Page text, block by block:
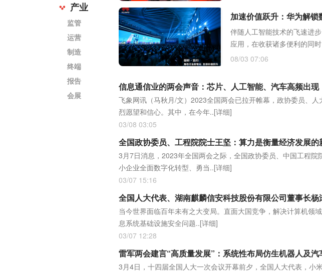
产业
监管
运营
制造
终端
报告
会展
加速价值跃升：华为解
伴随人工智能技术的飞速进
应用，在收获诸多便利的同
08/03 07:06
信息通信业的两会声音：芯片、人工智能、汽车高频出现
飞象网讯（马秋月/文）2023全国两会已拉开帷幕，政协委员、
烈愿望和信心。其中，在今年..[详细]
03/08 03:05
全国政协委员、工程院院士王坚：算力是衡量经济发展的
3月7日消息，2023年全国两会之际，全国政协委员、中国工程
小企业全面数字化转型、勇当..[详细]
03/07 15:16
当今世界面临百年未有之大变局。直面大国竞争，解决计算机领
息系统基础设施安全问题..[详细]
03/07 12:28
雷军两会建言“高质量发展”：系统性布局仿生机器人及汽
3月4日，十四届全国人大一次会议开幕前夕，全国人大代表，小